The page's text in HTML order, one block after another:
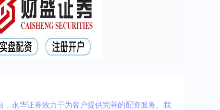
永华证券致力于为客户提供完善的配资服务。我